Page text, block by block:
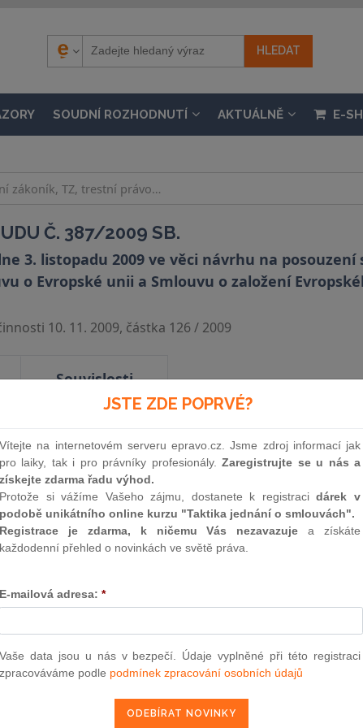
SOUDNÍ ROZHODNUTÍ AKTUÁLNĚ E-
Č. 387/2009 SB.
3. listopadu 2009 ve věci návrhu na posouzení
o Evropské unii a Smlouvu o založení
10. 11. 2009, částka 126 / 2009
Souvislosti
Vyhlášené zněníod 10. 11. 2009
387
NÁLEZ
Jménem republiky
Ústavní soud rozhodl dne 3. listopadu 2009 v
soudu Pavla Rychetského a soudců Stanislava
Duchoně, Vlasty Formánkové, Vojena Güttlera,
JSTE ZDE POPRVÉ?
Vítejte na internetovém serveru epravo.cz. Jsme zdroj informací jak
pro laiky, tak i pro právníky profesionály.Zaregistrujte se u nás a
získejte zdarma řadu výhod.
Protože si vážíme Vašeho zájmu, dostanete k registracidárek v
podobě unikátního online kurzu "Taktika jednání o smlouvách".
Registrace je zdarma, k ničemu Vás nezavazuje a získáte
každodenní přehled o novinkách ve světě práva.
E-mailová adresa: *
Vaše data jsou u nás v bezpečí. Údaje vyplněné při této registraci
zpracováváme podle podmínek zpracování osobních údajů